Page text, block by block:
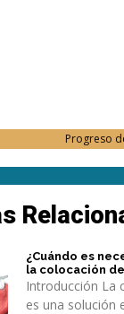
Progreso
¿Cuándo es
la colocación
Introducción La
es una solución